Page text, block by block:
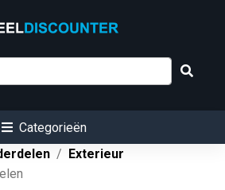
Categorieën
Exterieur